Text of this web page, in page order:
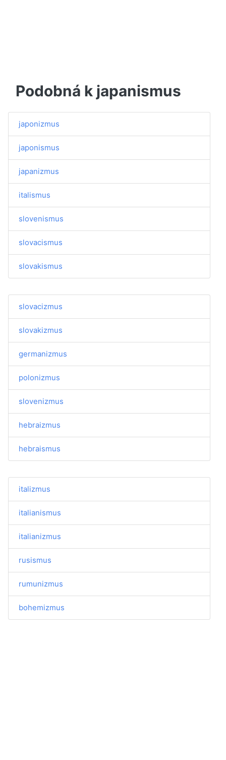
Podobná k japanismus
japonizmus
japonismus
japanizmus
italismus
slovenismus
slovacismus
slovakismus
slovacizmus
slovakizmus
germanizmus
polonizmus
slovenizmus
hebraizmus
hebraismus
italizmus
italianismus
italianizmus
rusismus
rumunizmus
bohemizmus